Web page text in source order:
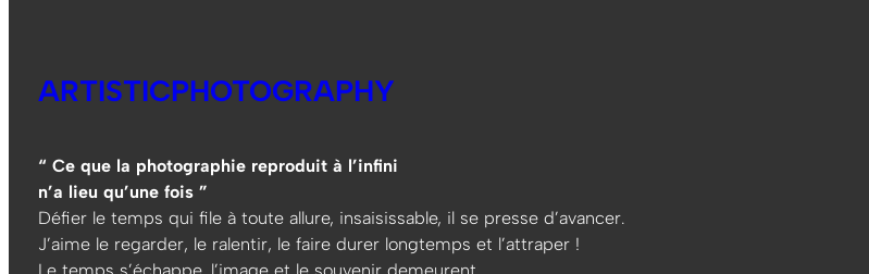
ARTISTICPHOTOGRAPHY
“ Ce que la photographie reproduit à l’infini
n’a lieu qu’une fois ”
Défier le temps qui file à toute allure, insaisissable, il se presse d’avancer.
J’aime le regarder, le ralentir, le faire durer longtemps et l’attraper !